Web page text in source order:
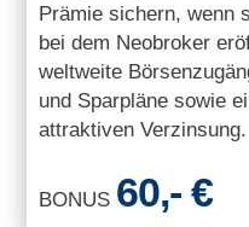
Prämie sichern, wenn
bei dem Neobroker
weltweite
und Sparpläne sowie
attraktiven Verzinsung.
BONUS 60,- €